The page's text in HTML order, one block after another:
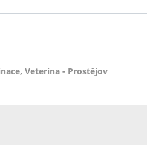
Veterina - Prostějov